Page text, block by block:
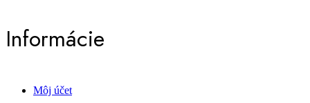
Informácie
Môj účet